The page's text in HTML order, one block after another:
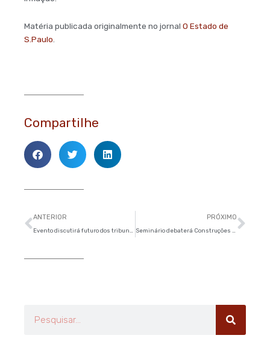
Matéria publicada originalmente no jornal O Estado de
S.Paulo
Compartilhe
Anterior
ANTERIOR PRÓXIMO